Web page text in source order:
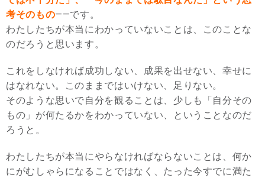
考そのもの――です。
わたしたちが本当にわかっていないことは、このことな
のだろうと思います。
これをしなければ成功しない、成果を出せない、幸せに
はなれない。このままではいけない、足りない。
そのような思いで自分を観ることは、少しも「自分その
もの」が何たるかをわかっていない、ということなのだ
ろうと。
わたしたちが本当にやらなければならないことは、何か
にがむしゃらになることではなく、たった今すでに満た